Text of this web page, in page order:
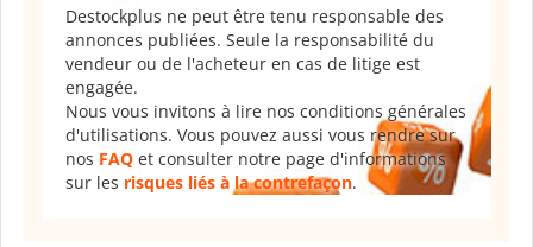
Destockplus ne peut être tenu responsable des
annonces publiées. Seule la responsabilité du
vendeur ou de l'acheteur en cas de litige est
engagée.
Nous vous invitons à lire nos conditions générales
d'utilisations. Vous pouvez aussi vous rendre sur
nos FAQ et consulter notre page d'informations
sur les risques liés à la contrefaçon.